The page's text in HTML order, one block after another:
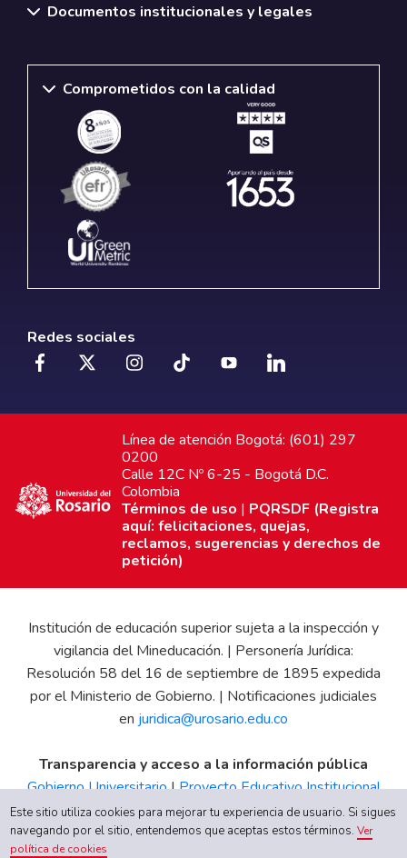
Documentos institucionales y legales
Comprometidos con la calidad
Redes sociales
Línea de atención Bogotá: (601) 297
0200
Calle 12C Nº 6-25 - Bogotá D.C.
Colombia
Términos de uso | PQRSDF (Registra
aquí: felicitaciones, quejas,
reclamos, sugerencias y derechos de
petición)
Institución de educación superior sujeta a la inspección y
vigilancia del Mineducación. | Personería Jurídica:
Resolución 58 del 16 de septiembre de 1895 expedida
por el Ministerio de Gobierno. | Notificaciones judiciales
en juridica@urosario.edu.co
Transparencia y acceso a la información pública
Gobierno Universitario|Proyecto Educativo Institucional
|Informe de Gestión|Boletín Estadístico|Régimen
Tributario|Estados Financieros|Código de Ética|Canal
Este sitio utiliza cookies para mejorar tu experiencia de usuario. Si sigues
navegando por el sitio, entendemos que aceptas estos términos.Ver
política de cookies